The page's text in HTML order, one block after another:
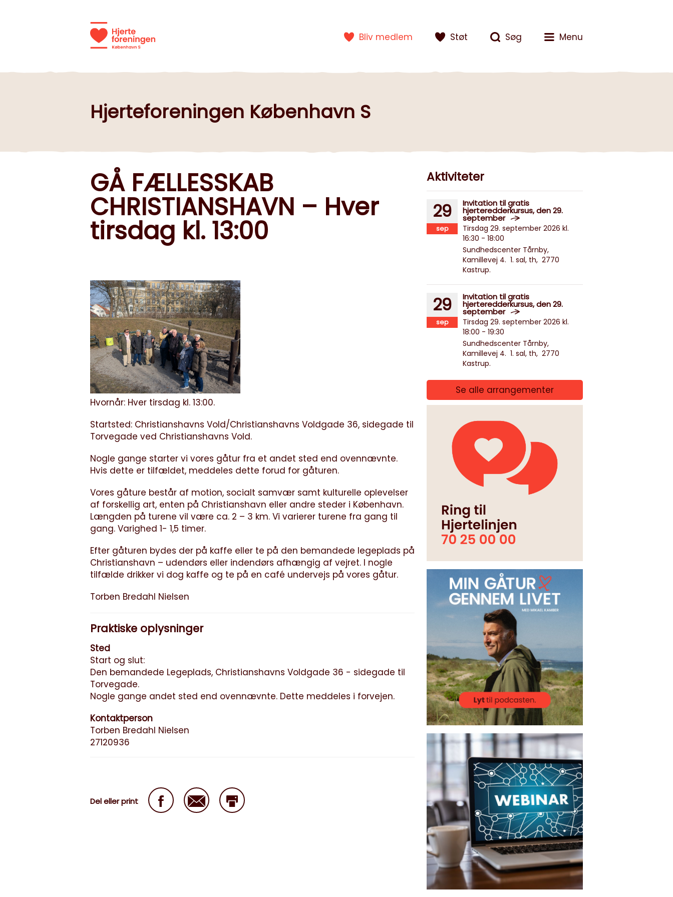
Bliv medlem Støt Søg Menu
Hjerteforeningen København S
GÅ FÆLLESSKAB
CHRISTIANSHAVN – Hver
tirsdag kl. 13:00
Hvornår: Hver tirsdag kl. 13:00.
Startsted: Christianshavns Vold/Christianshavns Voldgade 36, sidegade til
Torvegade ved Christianshavns Vold.
Nogle gange starter vi vores gåtur fra et andet sted end ovennævnte.
Hvis dette er tilfældet, meddeles dette forud for gåturen.
Vores gåture består af motion, socialt samvær samt kulturelle oplevelser
af forskellig art, enten på Christianshavn eller andre steder i København.
Længden på turene vil være ca. 2 – 3 km. Vi varierer turene fra gang til
gang. Varighed 1- 1,5 timer.
Efter gåturen bydes der på kaffe eller te på den bemandede legeplads på
Christianshavn – udendørs eller indendørs afhængig af vejret. I nogle
tilfælde drikker vi dog kaffe og te på en café undervejs på vores gåtur.
Torben Bredahl Nielsen
Praktiske oplysninger
Sted
Start og slut:
Den bemandede Legeplads, Christianshavns Voldgade 36 - sidegade til
Torvegade.
Nogle gange andet sted end ovennævnte. Dette meddeles i forvejen.
Kontaktperson
Torben Bredahl Nielsen
27120936
Del eller print
Aktiviteter
29
sep
Invitation til gratis
hjerteredderkursus, den 29.
september
Tirsdag 29. september 2026 kl.
16:30 - 18:00
Sundhedscenter Tårnby,
Kamillevej 4. 1. sal, th, 2770
Kastrup.
29
sep
Invitation til gratis
hjerteredderkursus, den 29.
september
Tirsdag 29. september 2026 kl.
18:00 - 19:30
Sundhedscenter Tårnby,
Kamillevej 4. 1. sal, th, 2770
Kastrup.
Se alle arrangementer